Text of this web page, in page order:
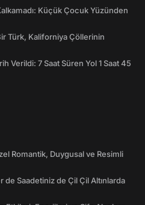
Küçük Çocuk Yüzünden
Türk, Kaliforniya Çöllerinin
Verildi: 7 Saat Süren Yol 1 Saat 45
Romantik, Duygusal ve Resimli
de Saadetiniz de Çil Çil Altınlarda